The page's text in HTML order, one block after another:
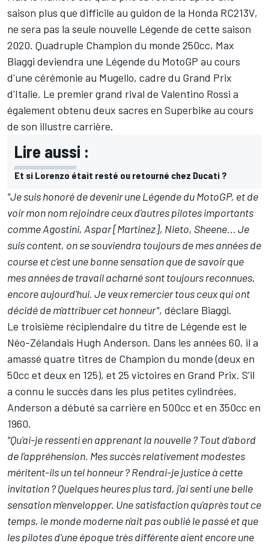
saison plus que difficile au guidon de la Honda RC213V,
ne sera pas la seule nouvelle Légende de cette saison
2020. Quadruple Champion du monde 250cc, Max
Biaggi deviendra une Légende du MotoGP au cours
d'une cérémonie au Mugello, cadre du Grand Prix
d'Italie. Le premier grand rival de Valentino Rossi a
également obtenu deux sacres en Superbike au cours
de son illustre carrière.
Lire aussi :
Et si Lorenzo était resté ou retourné chez Ducati ?
"Je suis honoré de devenir une Légende du MotoGP, et de
voir mon nom rejoindre ceux d'autres pilotes importants
comme Agostini, Aspar [Martinez], Nieto, Sheene... Je
suis content, on se souviendra toujours de mes années de
course et c'est une bonne sensation que de savoir que
mes années de travail acharné sont toujours reconnues,
encore aujourd'hui. Je veux remercier tous ceux qui ont
décidé de m'attribuer cet honneur", déclare Biaggi.
Le troisième récipiendaire du titre de Légende est le
Néo-Zélandais Hugh Anderson. Dans les années 60, il a
amassé quatre titres de Champion du monde (deux en
50cc et deux en 125), et 25 victoires en Grand Prix. S'il
a connu le succès dans les plus petites cylindrées,
Anderson a débuté sa carrière en 500cc et en 350cc en
1960.
"Qu'ai-je ressenti en apprenant la nouvelle ? Tout d'abord
de l'appréhension. Mes succès relativement modestes
méritent-ils un tel honneur ? Rendrai-je justice à cette
invitation ? Quelques heures plus tard, j'ai senti une belle
sensation m'envelopper. Une satisfaction qu'après tout ce
temps, le monde moderne n'ait pas oublié le passé et que
les pilotes d'une époque très différente aient encore une